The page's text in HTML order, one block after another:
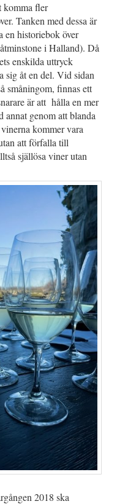
komma fler
Tanken med dessa är
en historiebok över
i Halland). Då
enskilda uttryck
sig åt en del. Vid sidan
småningom, finnas ett
är att hålla en mer
annat genom att blanda
kommer vara
att förfalla till
själlösa viner utan
2018 ska